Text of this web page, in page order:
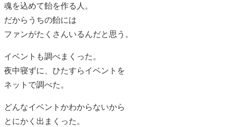
魂を込めて飴を作る人。
だからうちの飴には
ファンがたくさんいるんだと思う。
イベントも調べまくった。
夜中寝ずに、ひたすらイベントを
ネットで調べた。
どんなイベントかわからないから
とにかく出まくった。